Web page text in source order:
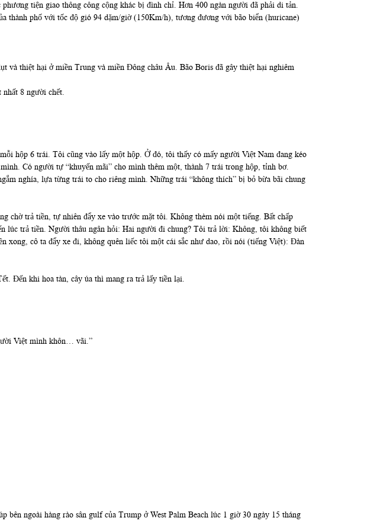
tiện giao thông công cộng khác bị đình chỉ. Hơn 400 ngàn người đã phải di tản.
thành phố với tốc độ gió 94 dặm/giờ (150Km/h), tương đương với bão biển (huricane)
và thiệt hại ở miền Trung và miền Đông châu Âu. Bão Boris đã gây thiệt hại nghiêm
8 người chết.
hộp 6 trái. Tôi cũng vào lấy một hộp. Ở đó, tôi thấy có mấy người Việt Nam đang kéo
Có người tự “khuyến mãi” cho mình thêm một, thành 7 trái trong hộp, tỉnh bơ.
nghía, lựa từng trái to cho riêng mình. Những trái “không thích” bị bỏ bừa bãi chung
chờ trả tiền, tự nhiên đẩy xe vào trước mặt tôi. Không thèm nói một tiếng. Bất chấp
lúc trả tiền. Người thâu ngân hỏi: Hai người đi chung? Tôi trả lời: Không, tôi không biết
xong, cô ta đẩy xe đi, không quên liếc tôi một cái sắc như dao, rồi nói (tiếng Việt): Đàn
Đến khi hoa tàn, cây úa thì mang ra trả lấy tiền lại.
Việt mình khôn… vãi.”
bên ngoài hàng rào sân gulf của Trump ở West Palm Beach lúc 1 giờ 30 ngày 15 tháng